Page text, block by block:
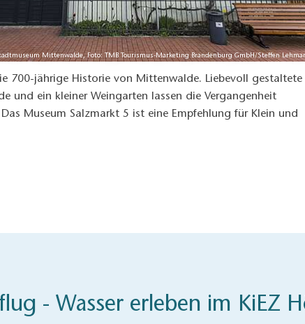
Mittenwalde, Foto: TMB Tourismus-Marketing Brandenburg GmbH/Steffen
700-jährige Historie von Mittenwalde. Liebevoll gestaltete
und ein kleiner Weingarten lassen die Vergangenheit
Museum Salzmarkt 5 ist eine Empfehlung für Klein und
- Wasser erleben im KiEZ